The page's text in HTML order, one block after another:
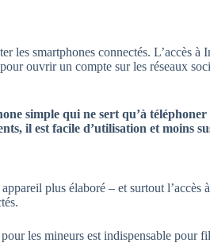
les smartphones connectés. L’accès à
ouvrir un compte sur les réseaux
simple qui ne sert qu’à
il est facile d’utilisation et moins
plus élaboré – et surtout l’accès
les mineurs est indispensable pour